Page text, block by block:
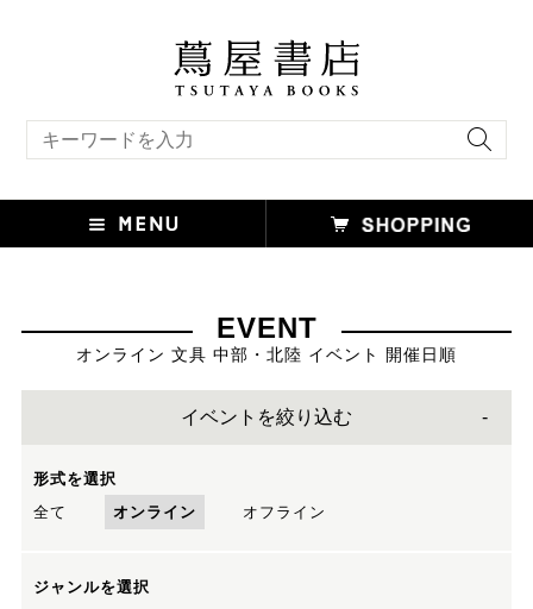
EVENT
オンライン 文具 中部・北陸 イベント 開催日順
イベントを絞り込む
形式を選択
全て
オンライン オフライン
ジャンルを選択